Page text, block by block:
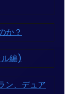
か？
編)
ン、デュア